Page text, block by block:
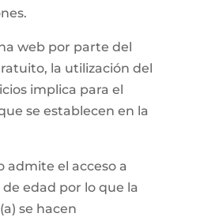
web por parte del
la utilización del
implica para el
se establecen en la
admite el acceso a
edad por lo que la
se hacen